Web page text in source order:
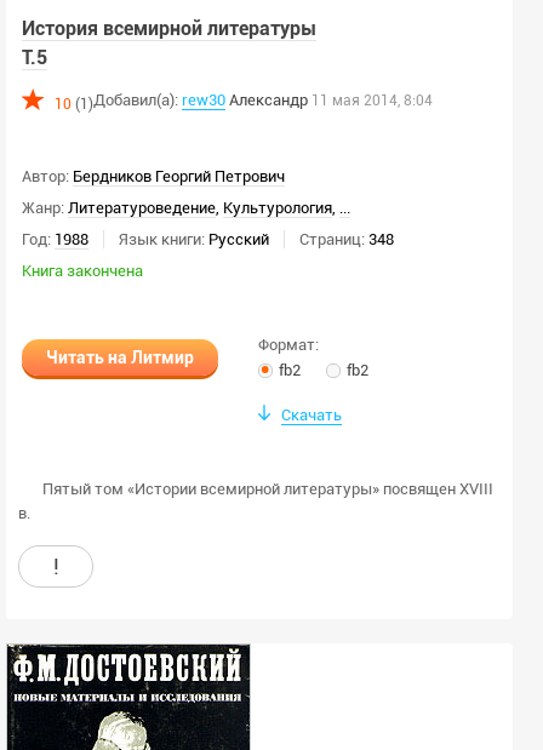
История всемирной литературы
Т.5
10 (1)Добавил(а): rew30 Александр 11 мая 2014, 8:04
Автор: Бердников Георгий Петрович
Жанр: Литературоведение, Культурология, ...
Год: 1988 Язык книги: Русский Страниц: 348
Книга закончена
Читать на Литмир
Формат:
fb2
fb2
Скачать
Пятый том «Истории всемирной литературы» посвящен XVIII
в.
!